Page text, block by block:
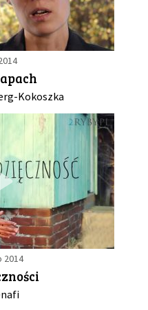
Kokoszka
2014